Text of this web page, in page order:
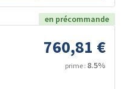
en précommande
760,81 €
prime : 8.5%